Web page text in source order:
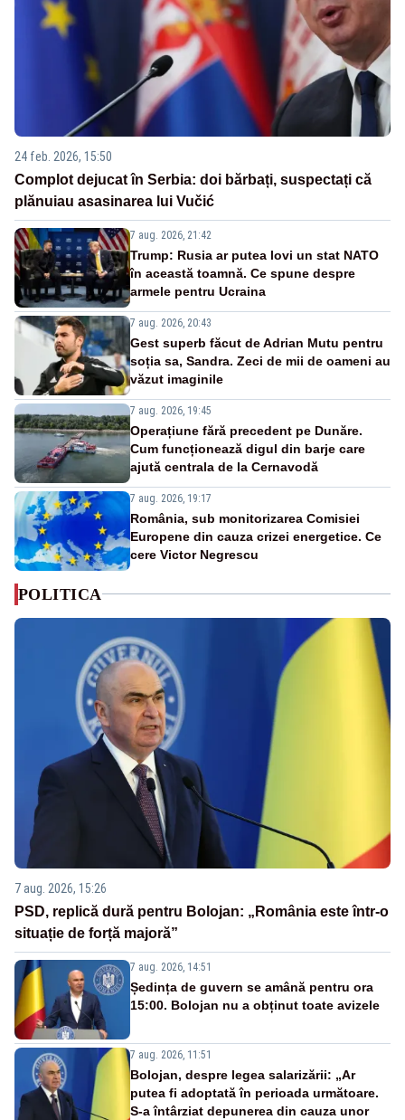
24 feb. 2026, 15:50
Complot dejucat în Serbia: doi bărbați, suspectați că
plănuiau asasinarea lui Vučić
7 aug. 2026, 21:42
Trump: Rusia ar putea lovi un stat NATO
în această toamnă. Ce spune despre
armele pentru Ucraina
7 aug. 2026, 20:43
Gest superb făcut de Adrian Mutu pentru
soția sa, Sandra. Zeci de mii de oameni au
văzut imaginile
7 aug. 2026, 19:45
Operațiune fără precedent pe Dunăre.
Cum funcționează digul din barje care
ajută centrala de la Cernavodă
7 aug. 2026, 19:17
România, sub monitorizarea Comisiei
Europene din cauza crizei energetice. Ce
cere Victor Negrescu
POLITICA
7 aug. 2026, 15:26
PSD, replică dură pentru Bolojan: „România este într-o
situație de forță majoră”
7 aug. 2026, 14:51
Ședința de guvern se amână pentru ora
15:00. Bolojan nu a obținut toate avizele
7 aug. 2026, 11:51
Bolojan, despre legea salarizării: „Ar
putea fi adoptată în perioada următoare.
S-a întârziat depunerea din cauza unor